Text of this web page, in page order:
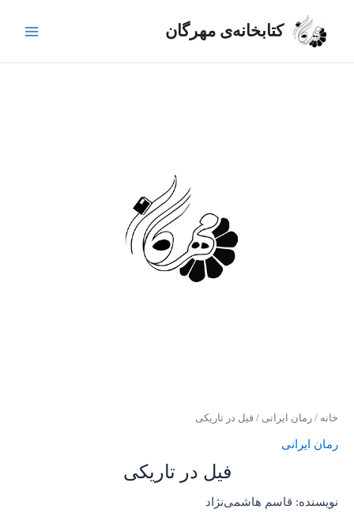
کتابخانه‌ی مهرگان
خانه / رمان ایرانی / فیل در تاریکی
رمان ایرانی
فیل در تاریکی
نویسنده: قاسم هاشمی‌نژاد